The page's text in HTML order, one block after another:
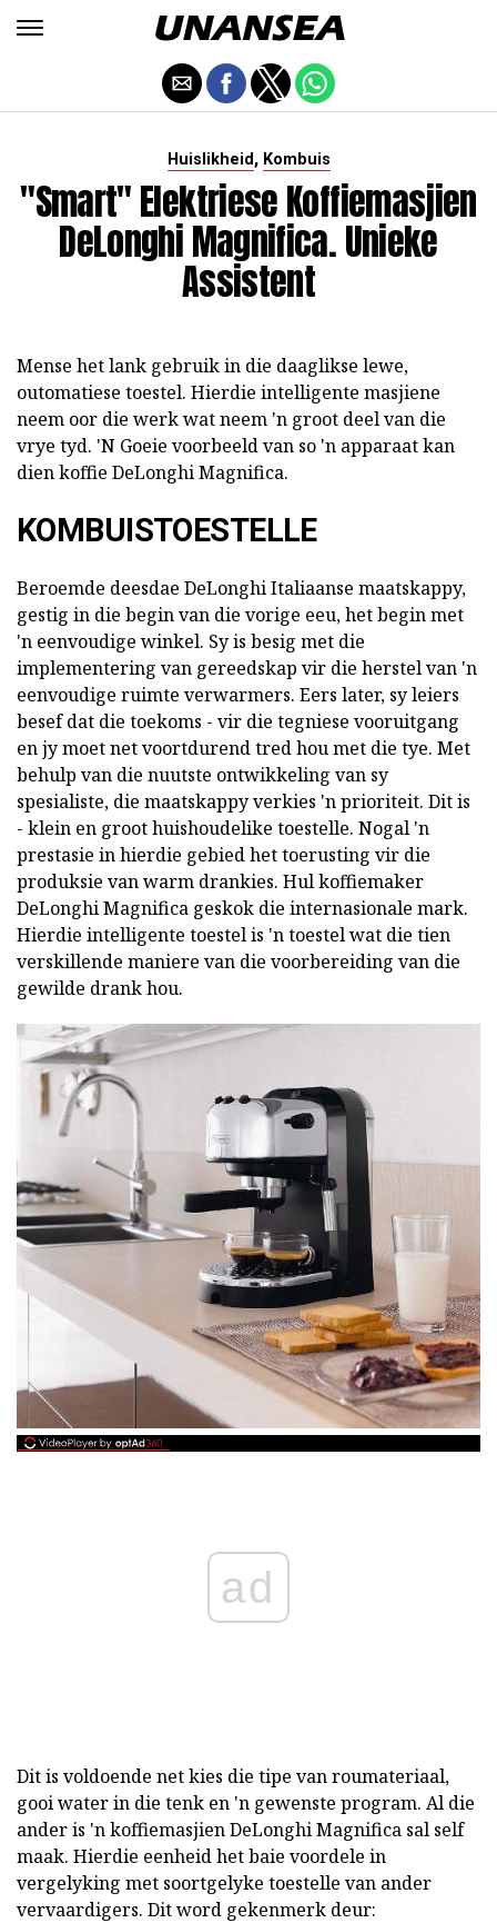
Huislikheid, Kombuis
"Smart" Elektriese Koffiemasjien
DeLonghi Magnifica. Unieke
Assistent
Mense het lank gebruik in die daaglikse lewe,
outomatiese toestel. Hierdie intelligente masjiene
neem oor die werk wat neem 'n groot deel van die
vrye tyd. 'N Goeie voorbeeld van so 'n apparaat kan
dien koffie DeLonghi Magnifica.
KOMBUISTOESTELLE
Beroemde deesdae DeLonghi Italiaanse maatskappy,
gestig in die begin van die vorige eeu, het begin met
'n eenvoudige winkel. Sy is besig met die
implementering van gereedskap vir die herstel van 'n
eenvoudige ruimte verwarmers. Eers later, sy leiers
besef dat die toekoms - vir die tegniese vooruitgang
en jy moet net voortdurend tred hou met die tye. Met
behulp van die nuutste ontwikkeling van sy
spesialiste, die maatskappy verkies 'n prioriteit. Dit is
- klein en groot huishoudelike toestelle. Nogal 'n
prestasie in hierdie gebied het toerusting vir die
produksie van warm drankies. Hul koffiemaker
DeLonghi Magnifica geskok die internasionale mark.
Hierdie intelligente toestel is 'n toestel wat die tien
verskillende maniere van die voorbereiding van die
gewilde drank hou.
ad
Dit is voldoende net kies die tipe van roumateriaal,
gooi water in die tenk en 'n gewenste program. Al die
ander is 'n koffiemasjien DeLonghi Magnifica sal self
maak. Hierdie eenheid het baie voordele in
vergelyking met soortgelyke toestelle van ander
vervaardigers. Dit word gekenmerk deur: